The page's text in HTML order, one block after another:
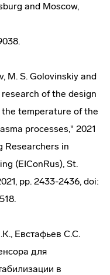
and Moscow,
M. S. Golovinskiy and
of the design
temperature of the
processes," 2021
Researchers in
(EIConRus), St.
pp. 2433-2436, doi:
Евстафьев С.С.
для
в